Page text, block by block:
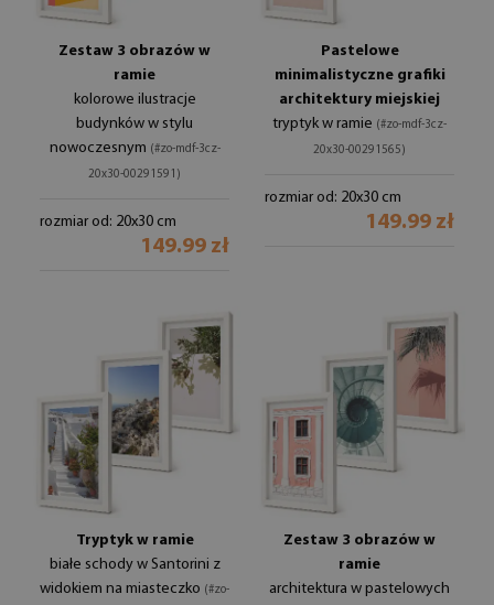
Zestaw 3 obrazów w
ramie
kolorowe ilustracje
budynków w stylu
nowoczesnym (#zo-mdf-3cz-
20x30-00291591)
rozmiar od: 20x30 cm
149.99 zł
Pastelowe
minimalistyczne grafiki
architektury miejskiej
tryptyk w ramie (#zo-mdf-3cz-
20x30-00291565)
rozmiar od: 20x30 cm
149.99 zł
Tryptyk w ramie
białe schody w Santorini z
widokiem na miasteczko (#zo-
Zestaw 3 obrazów w
ramie
architektura w pastelowych